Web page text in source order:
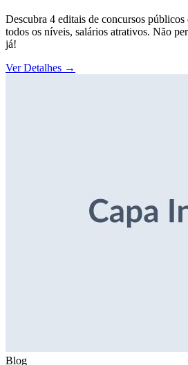
Descubra 4 editais de concursos
todos os níveis, salários atrativos. Não
já!
Ver Detalhes →
Blog